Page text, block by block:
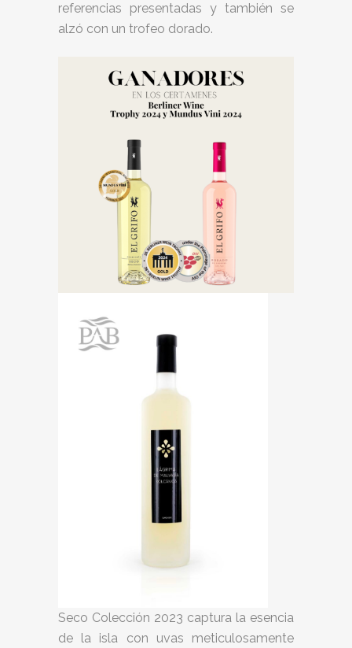
referencias presentadas y también se
alzó con un trofeo dorado.
Seco Colección 2023 captura la esencia
de la isla con uvas meticulosamente